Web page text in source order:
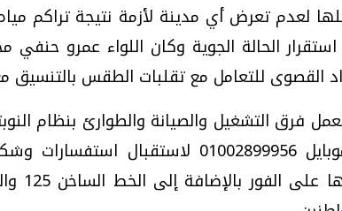
لعدم تعرض أي مدينة لأزمة نتيجة تراكم
الحالة الجوية وكان اللواء عمرو حنفي
القصوى للتعامل مع تقلبات الطقس بالتنسيق
تم تخصيص رقم موبايل 01002899956